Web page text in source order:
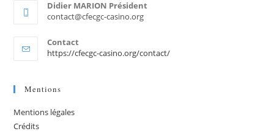
Didier MARION Président
contact@cfecgc-casino.org
Contact
https://cfecgc-casino.org/contact/
Mentions
Mentions légales
Crédits